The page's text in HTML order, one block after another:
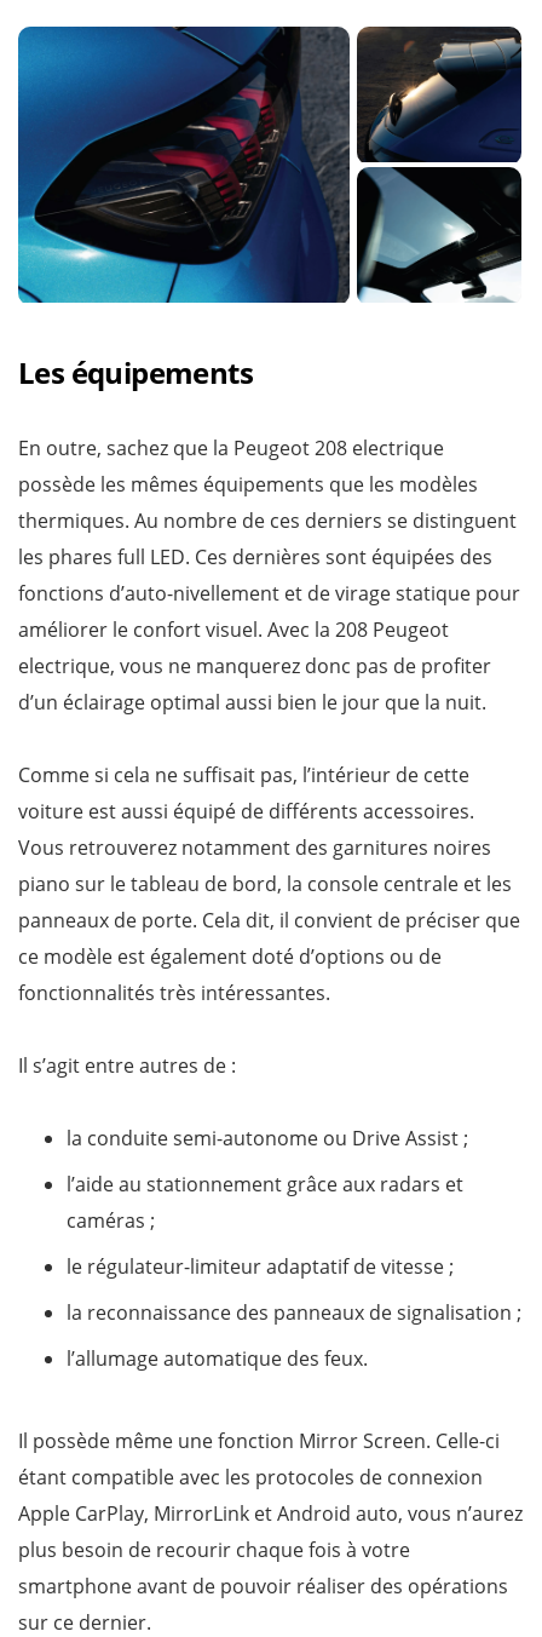
Les équipements
En outre, sachez que la Peugeot 208 electrique
possède les mêmes équipements que les modèles
thermiques. Au nombre de ces derniers se distinguent
les phares full LED. Ces dernières sont équipées des
fonctions d’auto-nivellement et de virage statique pour
améliorer le confort visuel. Avec la 208 Peugeot
electrique, vous ne manquerez donc pas de profiter
d’un éclairage optimal aussi bien le jour que la nuit.
Comme si cela ne suffisait pas, l’intérieur de cette
voiture est aussi équipé de différents accessoires.
Vous retrouverez notamment des garnitures noires
piano sur le tableau de bord, la console centrale et les
panneaux de porte. Cela dit, il convient de préciser que
ce modèle est également doté d’options ou de
fonctionnalités très intéressantes.
Il s’agit entre autres de :
la conduite semi-autonome ou Drive Assist ;
l’aide au stationnement grâce aux radars et
caméras ;
le régulateur-limiteur adaptatif de vitesse ;
la reconnaissance des panneaux de signalisation ;
l’allumage automatique des feux.
Il possède même une fonction Mirror Screen. Celle-ci
étant compatible avec les protocoles de connexion
Apple CarPlay, MirrorLink et Android auto, vous n’aurez
plus besoin de recourir chaque fois à votre
smartphone avant de pouvoir réaliser des opérations
sur ce dernier.